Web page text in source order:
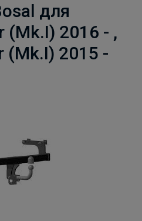
для
(Mk.I) 2016 - ,
(Mk.I) 2015 -